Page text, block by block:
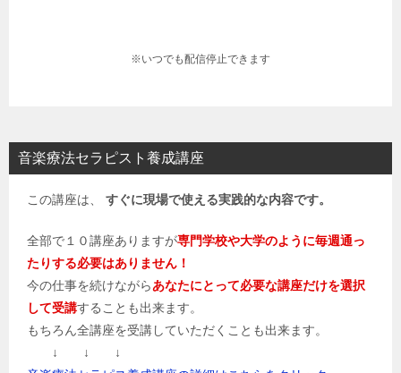
※いつでも配信停止できます
音楽療法セラピスト養成講座
この講座は、 すぐに現場で使える実践的な内容です。
全部で１０講座ありますが専門学校や大学のように毎週通っ
たりする必要はありません！
今の仕事を続けながらあなたにとって必要な講座だけを選択
して受講することも出来ます。
もちろん全講座を受講していただくことも出来ます。
↓ ↓ ↓